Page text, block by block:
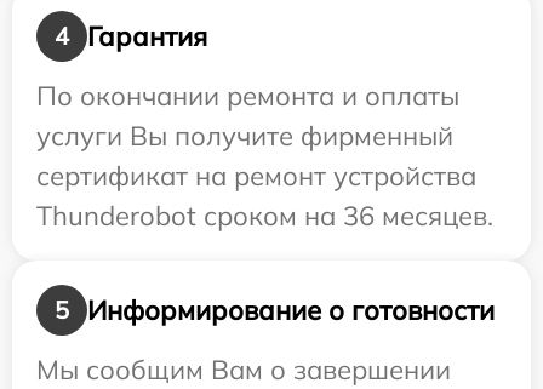
4
Гарантия
По окончании ремонта и оплаты
услуги Вы получите фирменный
сертификат на ремонт устройства
Thunderobot сроком на 36 месяцев.
5
Информирование о готовности
Мы сообщим Вам о завершении